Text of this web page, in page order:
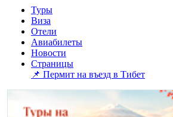
Туры
Виза
Отели
Авиабилеты
Новости
Страницы
📌 Пермит на въезд в Тибет